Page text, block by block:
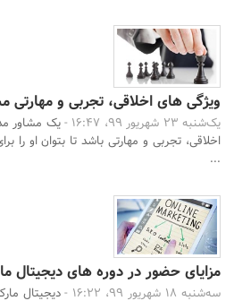
ویژگی های اخلاقی، تجربی و مهارتی
یک‌شنبه 23 شهریور 99، 16:47 -
یک مشاور
اخلاقی، تجربی و مهارتی باشد تا بتوان او را
...
مزایای حضور در دوره های دیجیتال
سه‌شنبه 18 شهریور 99، 16:22 -
دیجیتال